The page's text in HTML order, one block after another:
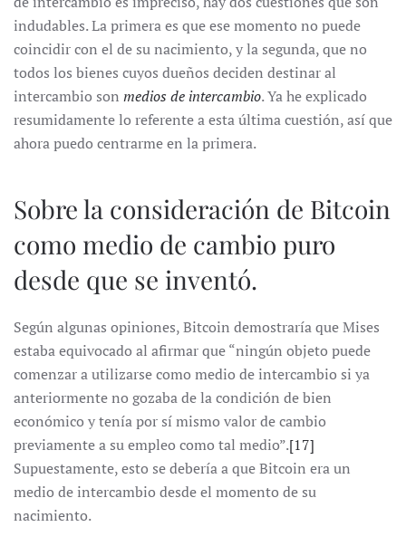
indudables. La primera es que ese momento no puede
coincidir con el de su nacimiento, y la segunda, que no
todos los bienes cuyos dueños deciden destinar al
intercambio son medios de intercambio. Ya he explicado
resumidamente lo referente a esta última cuestión, así que
ahora puedo centrarme en la primera.
Sobre la consideración de Bitcoin
como medio de cambio puro
desde que se inventó.
Según algunas opiniones, Bitcoin demostraría que Mises
estaba equivocado al afirmar que “ningún objeto puede
comenzar a utilizarse como medio de intercambio si ya
anteriormente no gozaba de la condición de bien
económico y tenía por sí mismo valor de cambio
previamente a su empleo como tal medio”.[17]
Supuestamente, esto se debería a que Bitcoin era un
medio de intercambio desde el momento de su
nacimiento.